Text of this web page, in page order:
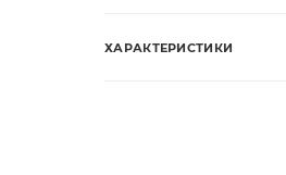
ХАРАКТЕРИСТИКИ